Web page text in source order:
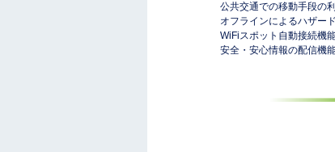
公共交通での移動手段の
オフラインによる
WiFiスポット自動
安全・安心情報の配信